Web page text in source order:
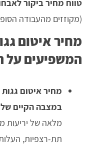
טווח מחיר ביקור
(מקוזזים מהעבודה
מחיר איטום
המשפיעים על
מחיר איטום
במצבה הקיים
מלאה של יריעות